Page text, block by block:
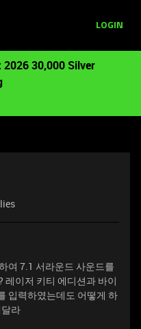
LOGIN
2026 30,000 Silver
여 7.1 서라운드 사운드를
레이저 키티 에디션과 바이
입력하였는데도 어떻게 하
라